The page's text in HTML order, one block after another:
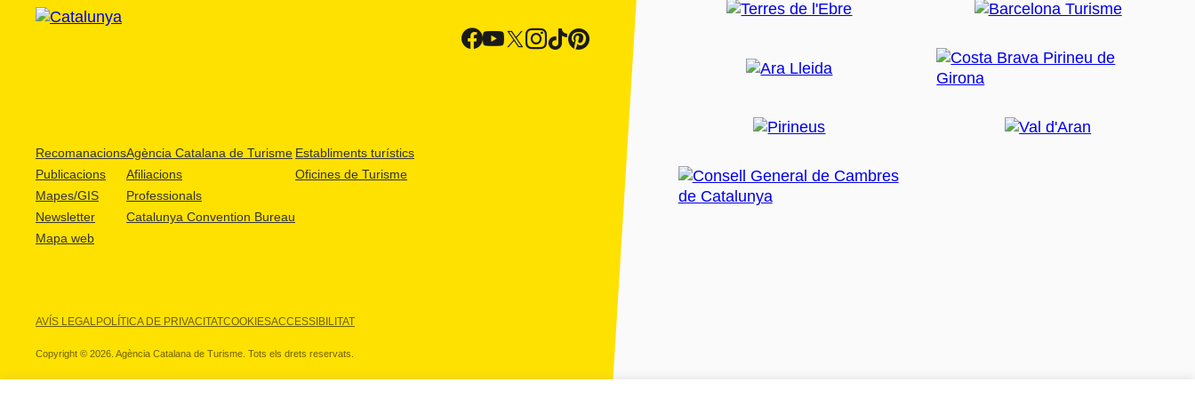
Recomanacions
Publicacions
Mapes/GIS
Newsletter
Mapa web
Agència Catalana de Turisme
Afiliacions
Professionals
Catalunya Convention Bureau
Establiments turístics
Oficines de Turisme
AVÍS LEGALPOLÍTICA DE PRIVACITATCOOKIESACCESSIBILITAT
Copyright © 2026. Agència Catalana de Turisme. Tots els drets reservats.